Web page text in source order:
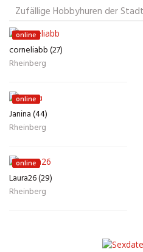
Zufällige Hobbyhuren der Stadt
online
corneliabb (27)
Rheinberg
online
Janina (44)
Rheinberg
online
Laura26 (29)
Rheinberg